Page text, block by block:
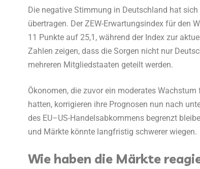
Die negative Stimmung in Deutschland hat
übertragen. Der ZEW-Erwartungsindex für den
11 Punkte auf 25,1, während der Index zur
Zahlen zeigen, dass die Sorgen nicht nur
mehreren Mitgliedstaaten geteilt werden.
Ökonomen, die zuvor ein moderates
hatten, korrigieren ihre Prognosen nun nach
des EU–US-Handelsabkommens begrenzt
und Märkte könnte langfristig schwerer wiegen.
Wie haben die Märkte